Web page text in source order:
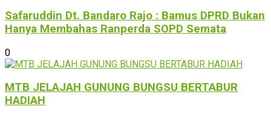
Safaruddin Dt. Bandaro Rajo : Bamus DPRD Bukan
Hanya Membahas Ranperda SOPD Semata
0
MTB JELAJAH GUNUNG BUNGSU BERTABUR
HADIAH